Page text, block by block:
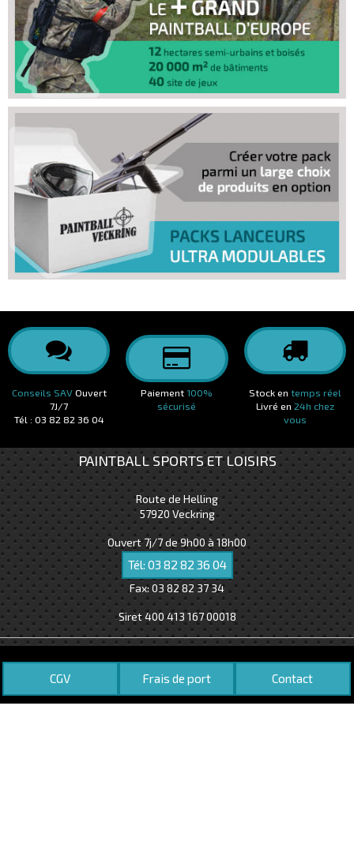
Conseils SAVOuvert
7J/7
Tél : 03 82 82 36 04
Paiement100%
sécurisé
Stock en temps réel
Livré en 24h chez
vous
PAINTBALL SPORTS ET LOISIRS
Route de Helling
57920 Veckring
Ouvert 7j/7 de 9h00 à 18h00
Tél: 03 82 82 36 04
Fax: 03 82 82 37 34
Siret 400 413 167 00018
CGV Frais de port Contact